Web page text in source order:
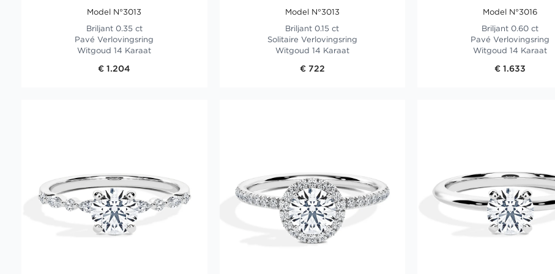
Model N°3013
Briljant 0.35 ct
Pavé Verlovingsring
Witgoud 14 Karaat
€ 1.204
Model N°3013
Briljant 0.15 ct
Solitaire Verlovingsring
Witgoud 14 Karaat
€ 722
Model N°3016
Briljant 0.60 ct
Pavé Verlovingsring
Witgoud 14 Karaat
€ 1.633